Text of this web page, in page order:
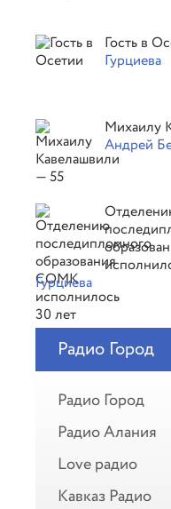
Гость в
Гурциева
Михаилу
Андрей
Гурциева
Радио Город
Радио Город
Радио Алания
Love радио
Кавказ Радио